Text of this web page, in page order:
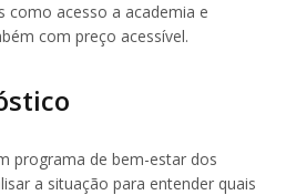
como acesso a academia e
com preço acessível.
programa de bem-estar dos
a situação para entender quais